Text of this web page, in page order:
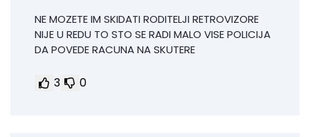
NE MOZETE IM SKIDATI RODITELJI RETROVIZORE
NIJE U REDU TO STO SE RADI MALO VISE POLICIJA
DA POVEDE RACUNA NA SKUTERE
3 0